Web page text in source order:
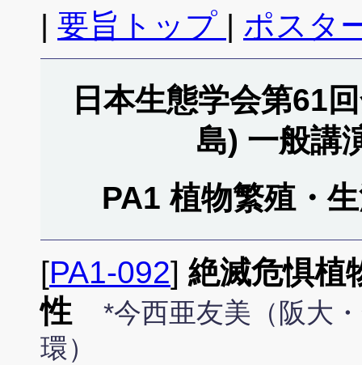
| 要旨トップ | ポスタ
日本生態学会第61
島) 一般講
PA1 植物繁殖・
[PA1-092] 絶滅危惧植
性
*今西亜友美（阪大
環）